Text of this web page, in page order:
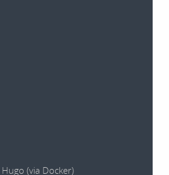
Hugo (via Docker)